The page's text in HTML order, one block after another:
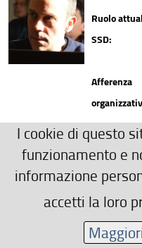
Ruolo
SSD:
Afferenza
Recapiti
0552755656
Area riservata
I cookie di questo
funzionamento e
informazione
accetti la loro